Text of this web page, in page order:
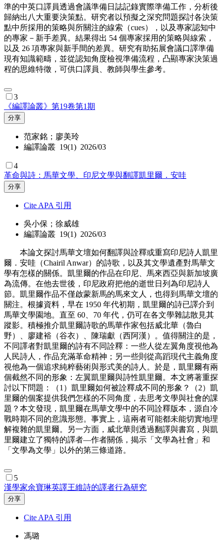
準的中英口譯員透過會議準備日誌記錄實際準備工作，分析後
歸納出八大重要決策點。研究者以預擬之深究問題探討各決策
點中所採用的策略與所關注的線索（cues），以及專家認知中
的專家－新手差異。結果得出 54 個專家採用的策略與線索，
以及 26 項專家與新手間的差異。研究有助拓展會議口譯準備
現有知識範疇，並從認知角度檢視準備流程，凸顯專家決策過
程的思維特徵，可供口譯員、教師與學生參考。
3
《編譯論叢》第19卷第1期
分享
范家銘；廖美玲
編譯論叢 19(1) 2026/03
4
革命與詩：馬華文學、印尼文學與翻譯凱里爾．安哇
分享
Cite APA 引用
吳小保；徐威雄
編譯論叢 19(1) 2026/03
本論文探討馬華文壇如何翻譯與詮釋或重寫印尼詩人凱里
爾．安哇（Chairil Anwar）的詩歌，以及其文學遺產對馬華文
學有怎樣的關係。凱里爾的作品在印尼、馬來西亞與新加坡廣
為流傳。在他去世後，印尼政府把他的逝世日列為印尼詩人
節。凱里爾作品不僅啟蒙新馬的馬來文人，也得到馬華文壇的
關注。根據資料，早在 1950 年代初期，凱里爾的詩已譯介到
馬華文學園地。直至 60、70 年代，仍可在各文學雜誌散見其
蹤影。積極推介凱里爾詩歌的馬華作家包括威北華（魯白
野）、廖建裕（谷衣）、陳瑞獻（西阿漢）。值得關注的是，
不同譯者對凱里爾的詩有不同詮釋：一些人從左翼角度視他為
人民詩人，作品充滿革命精神；另一些則從高蹈現代主義角度
視他為一個追求純粹藝術與形式美的詩人。於是，凱里爾有兩
個截然不同的形象：左翼凱里爾與詩性凱里爾。本文將著重探
討以下問題：（1）凱里爾如何被詮釋成不同的形象？（2）凱
里爾的個案提供我們怎樣的不同角度，去思考文學與社會的課
題？本文發現，凱里爾在馬華文學中的不同詮釋版本，源自冷
戰時期不同的意識形態。事實上，這兩者可能都未能切實地理
解複雜的凱里爾。另一方面，威北華則透過翻譯與書寫，與凱
里爾建立了獨特的譯者—作者關係，揭示「文學為社會」和
「文學為文學」以外的第三條道路。
5
漢學家余寶琳英譯王維詩的譯者行為研究
分享
Cite APA 引用
馮璐